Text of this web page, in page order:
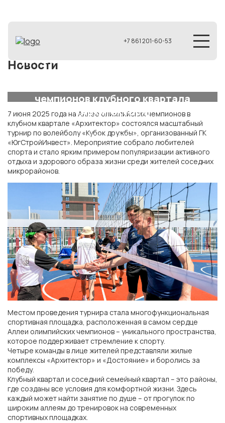
+7 861 201-60-53
Новости
Турнир по волейболу «Кубок дружбы»,
организованный ГК «ЮгСтройИнвест»,
чемпионов клубного квартала
«Архитектор».
09 июня 2025
7 июня 2025 года на Аллее олимпийских чемпионов в
клубном квартале «Архитектор» состоялся масштабный
турнир по волейболу «Кубок дружбы», организованный ГК
«ЮгСтройИнвест». Мероприятие собрало любителей
спорта и стало ярким примером популяризации активного
отдыха и здорового образа жизни среди жителей соседних
микрорайонов.
Местом проведения турнира стала многофункциональная
спортивная площадка, расположенная в самом сердце
Аллеи олимпийских чемпионов – уникального пространства,
которое поддерживает стремление к спорту.
Четыре команды в лице жителей представляли жилые
комплексы «Архитектор» и «Достояние» и боролись за
победу.
Клубный квартал и соседний семейный квартал – это районы,
где созданы все условия для комфортной жизни. Здесь
каждый может найти занятие по душе – от прогулок по
широким аллеям до тренировок на современных
спортивных площадках.
ГК «ЮгСтройИнвест»